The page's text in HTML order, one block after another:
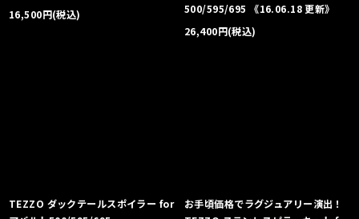
16,500円(税込)
500/595/695 《16.06.18 更新》
26,400円(税込)
TEZZO ダックテールスポイラー for
お手頃価格でラグジュアリー演出！